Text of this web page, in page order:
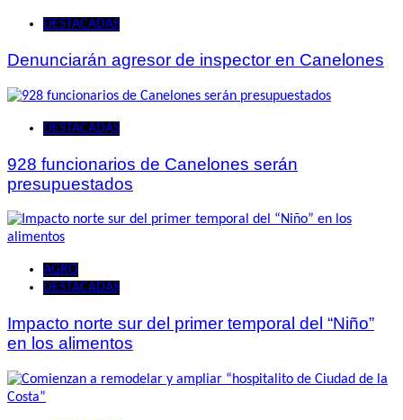
DESTACADAS
Denunciarán agresor de inspector en Canelones
DESTACADAS
928 funcionarios de Canelones serán
presupuestados
AGRO
DESTACADAS
Impacto norte sur del primer temporal del “Niño”
en los alimentos